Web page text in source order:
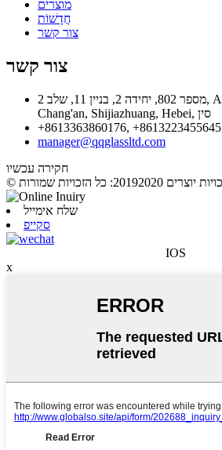
מוצרים
חֲדָשׁוֹת
צור קשר
צור קשר
מספר 802, יחידה 2, בניין 11, שלב 2, Aobei-Gongyuan, מחוז
Chang'an, Shijiazhuang, Hebei, סין
+8613363860176, +8613223455645
manager@qqglassltd.com
חקירה עכשיו
שלח אימייל
סקייפ
IOS
x